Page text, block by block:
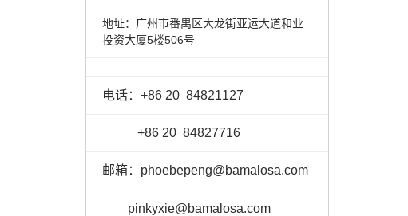
地址：广州市番禺区大龙街亚运大道和业
投资大厦5楼506号
电话： +86 20 84821127
+86 20 84827716
邮箱： phoebepeng@bamalosa.com
pinkyxie@bamalosa.com